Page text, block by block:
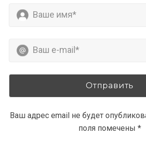
Ваш адрес email не будет
поля помечены *